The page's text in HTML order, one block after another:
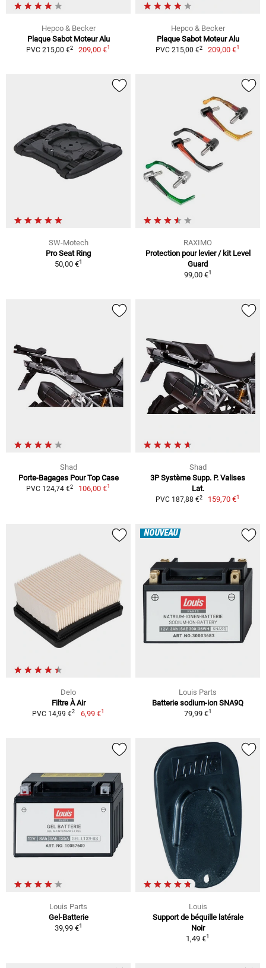
Hepco & Becker
Plaque Sabot Moteur Alu
PVC 215,00 €2 209,00 €1
Hepco & Becker
Plaque Sabot Moteur Alu
PVC 215,00 €2 209,00 €1
SW-Motech
Pro Seat Ring
50,00 €1
RAXIMO
Protection pour levier / kit Level
Guard
99,00 €1
Shad
Porte-Bagages Pour Top Case
PVC 124,74 €2 106,00 €1
Shad
3P Système Supp. P. Valises
Lat.
PVC 187,88 €2 159,70 €1
Delo
Filtre À Air
PVC 14,99 €2 6,99 €1
NOUVEAU
Louis Parts
Batterie sodium-ion SNA9Q
79,99 €1
Louis Parts
Gel-Batterie
39,99 €1
Louis
Support de béquille latérale
Noir
1,49 €1